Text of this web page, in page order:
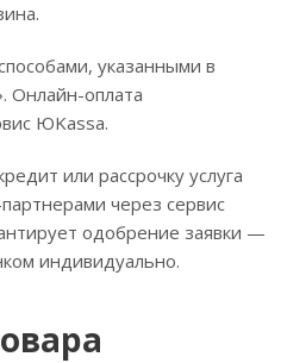
указанными в
Онлайн-оплата
ЮKassa.
или рассрочку услуга
через сервис
одобрение заявки —
индивидуально.